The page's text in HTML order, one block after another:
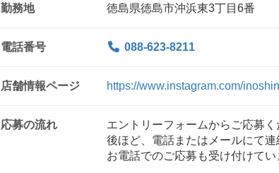
勤務地 徳島県徳島市沖浜東3丁目6番
電話番号 088-623-8211
店舗情報ページ https://www.instagram.com/
応募の流れ
エントリーフォームからご応募く
後ほど、電話またはメールにて連
お電話でのご応募も受け付けてい